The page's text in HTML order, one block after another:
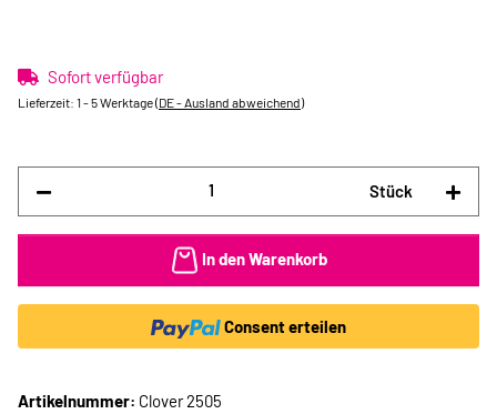
Sofort verfügbar
Lieferzeit: 1 - 5 Werktage(DE - Ausland abweichend)
Stück
In den Warenkorb
Consent erteilen
Artikelnummer: Clover 2505